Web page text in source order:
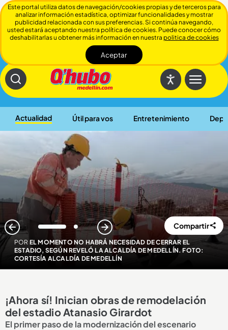
Actualidad Útil para vos Entretenimiento
Cerrar
POR EL MOMENTO NO HABRÁ NECESIDAD DE CERRAR EL
ESTADIO, SEGÚN REVELÓ LA ALCALDÍA DE MEDELLÍN. FOTO:
CORTESÍA ALCALDÍA DE MEDELLÍN
1 2 Compartir
¡Ahora sí! Inician obras de remodelación
del estadio Atanasio Girardot
El primer paso de la modernización del escenario
Este portal utiliza datos de navegación/cookies propias y de terceros para
analizar información estadística, optimizar funcionalidades y mostrar
publicidad relacionada con sus preferencias. Si continúa navegando,
usted estará aceptando nuestra política de cookies. Puede conocer cómo
deshabilitarlas u obtener más información en nuestra politica de cookies
Aceptar